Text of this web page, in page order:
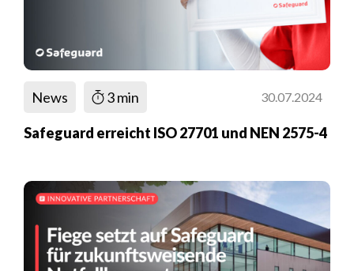
News 3 min 30.07.2024
Safeguard erreicht ISO 27701 und NEN 2575-4